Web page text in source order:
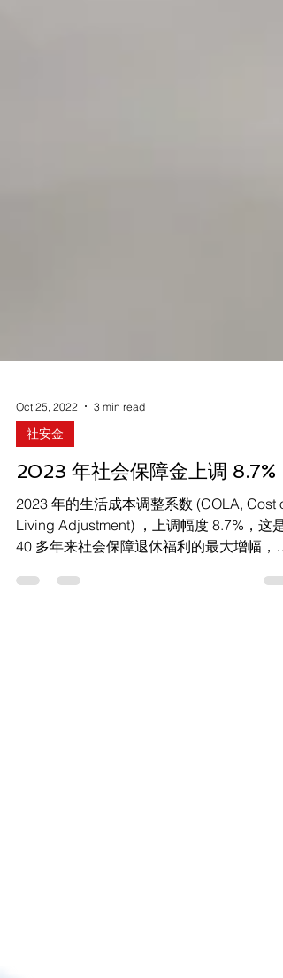
Oct 25, 2022
社安金
2023 年社会保障金上调 8.7%
2023 年的生活成本调整系数 (COLA, Cost of
Living Adjustment) ，上调幅度 8.7%，这是
40 多年来社会保障退休福利的最大增幅，主